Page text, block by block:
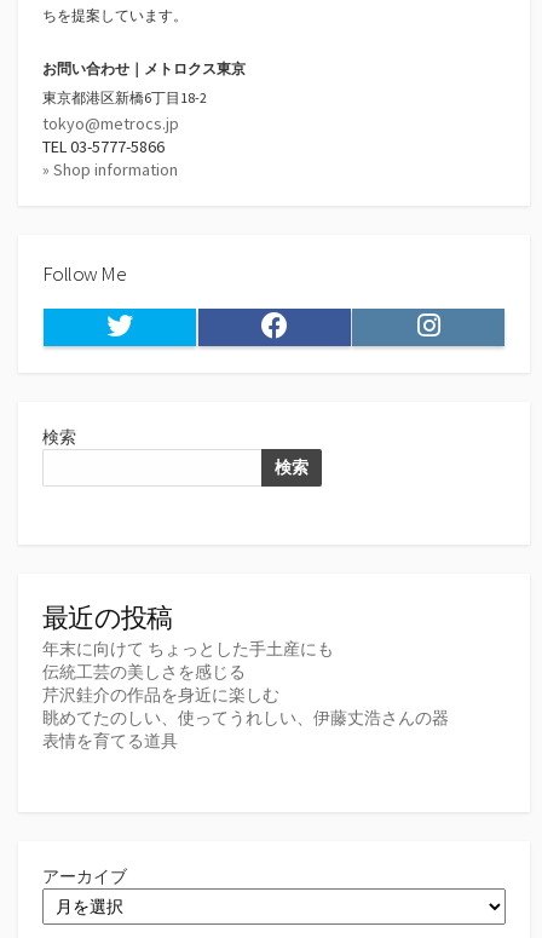
ちを提案しています。
お問い合わせ｜メトロクス東京
東京都港区新橋6丁目18-2
tokyo@metrocs.jp
TEL 03-5777-5866
» Shop information
Follow Me
Twitter Facebook Instagram
検索
検索
最近の投稿
年末に向けて ちょっとした手土産にも
伝統工芸の美しさを感じる
芹沢銈介の作品を身近に楽しむ
眺めてたのしい、使ってうれしい、伊藤丈浩さんの器
表情を育てる道具
アーカイブ